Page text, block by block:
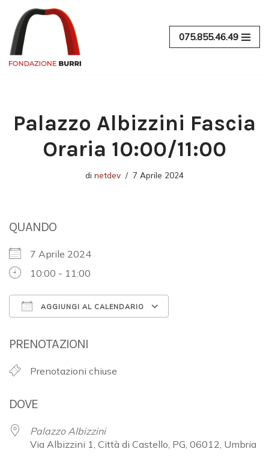
Vai
al
contenuto
075.855.46.49
Palazzo Albizzini Fascia
Oraria 10:00/11:00
di netdev 7 Aprile 2024
QUANDO
7 Aprile 2024
10:00 - 11:00
AGGIUNGI AL CALENDARIO
PRENOTAZIONI
Prenotazioni chiuse
DOVE
Palazzo Albizzini
Via Albizzini 1, Città di Castello, PG, 06012, Umbria